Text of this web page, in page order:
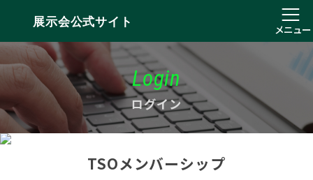
展示会公式サイト
メニュー
Login
ログイン
TSOメンバーシップ